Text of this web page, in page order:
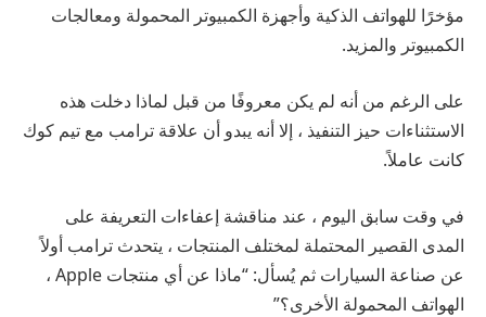
مؤخرًا للهواتف الذكية وأجهزة الكمبيوتر المحمولة ومعالجات
الكمبيوتر والمزيد.
على الرغم من أنه لم يكن معروفًا من قبل لماذا دخلت هذه
الاستثناءات حيز التنفيذ ، إلا أنه يبدو أن علاقة ترامب مع تيم كوك
كانت عاملاً.
في وقت سابق اليوم ، عند مناقشة إعفاءات التعريفة على
المدى القصير المحتملة لمختلف المنتجات ، يتحدث ترامب أولاً
عن صناعة السيارات ثم يُسأل: “ماذا عن أي منتجات Apple ،
الهواتف المحمولة الأخرى؟”